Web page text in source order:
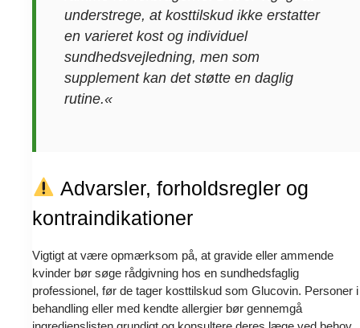
understrege, at kosttilskud ikke erstatter
en varieret kost og individuel
sundhedsvejledning, men som
supplement kan det støtte en daglig
rutine.«
Advarsler, forholdsregler og
kontraindikationer
Vigtigt at være opmærksom på, at gravide eller ammende
kvinder bør søge rådgivning hos en sundhedsfaglig
professionel, før de tager kosttilskud som Glucovin. Personer i
behandling eller med kendte allergier bør gennemgå